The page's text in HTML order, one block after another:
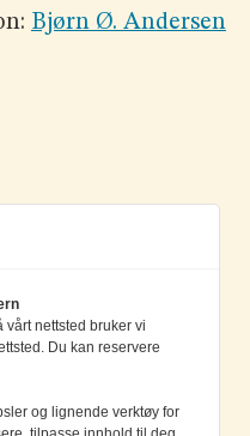
Bjørn Ø. Andersen
Billingstad
vårt nettsted bruker vi
Du kan reservere
og lignende verktøy for